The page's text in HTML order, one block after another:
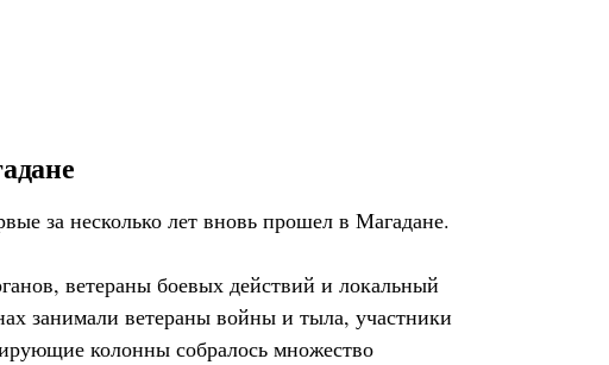
за несколько лет вновь прошел в Магадане.
ветераны боевых действий и локальный
занимали ветераны войны и тыла, участники
колонны собралось множество